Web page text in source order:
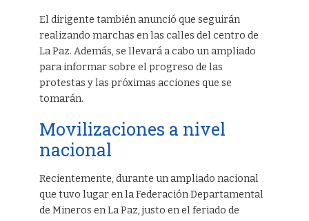
El dirigente también anunció que seguirán
realizando marchas en las calles del centro de
La Paz. Además, se llevará a cabo un ampliado
para informar sobre el progreso de las
protestas y las próximas acciones que se
tomarán.
Movilizaciones a nivel
nacional
Recientemente, durante un ampliado nacional
que tuvo lugar en la Federación Departamental
de Mineros en La Paz, justo en el feriado de